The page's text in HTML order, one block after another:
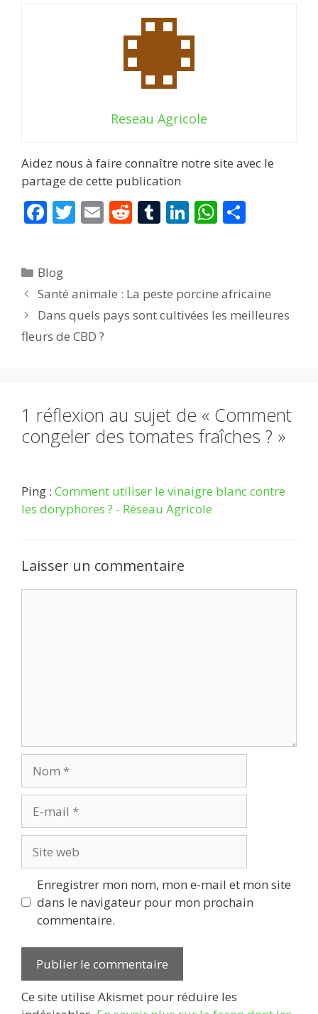
Reseau Agricole
Aidez nous à faire connaître notre site avec le
partage de cette publication
F
ac
b
o
o
k
T
w
E
m
R
e
t
T
u
r
Li
n
dI
n
W
h
A
p
er
Catégories
Blog
Santé animale : La peste porcine africaine
Dans quels pays sont cultivées les meilleures
fleurs de CBD ?
1 réflexion au sujet de « Comment
congeler des tomates fraîches ? »
Ping : Comment utiliser le vinaigre blanc contre
les doryphores ? - Réseau Agricole
Laisser un commentaire
mail
web
Enregistrer mon nom, mon e-mail et mon site
dans le navigateur pour mon prochain
commentaire.
Ce site utilise Akismet pour réduire les